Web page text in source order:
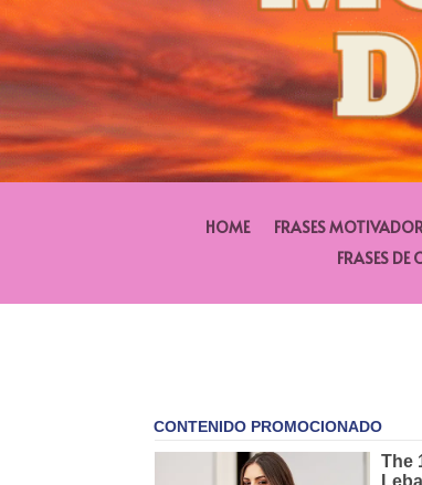
HOME FRASES
FRASES DE